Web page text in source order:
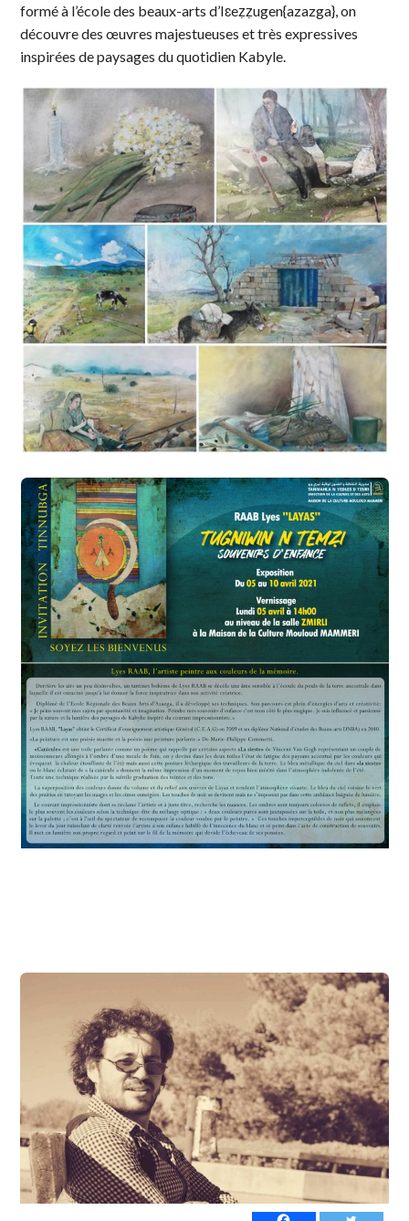
formé à l’école des beaux-arts d’Iɛeẓẓugen{azazga}, on
découvre des œuvres majestueuses et très expressives
inspirées de paysages du quotidien Kabyle.